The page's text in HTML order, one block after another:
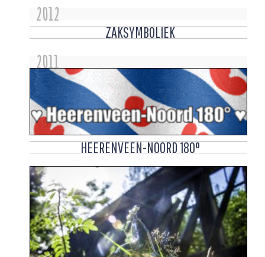
2012
ZAKSYMBOLIEK
2011
HEERENVEEN-NOORD 180°